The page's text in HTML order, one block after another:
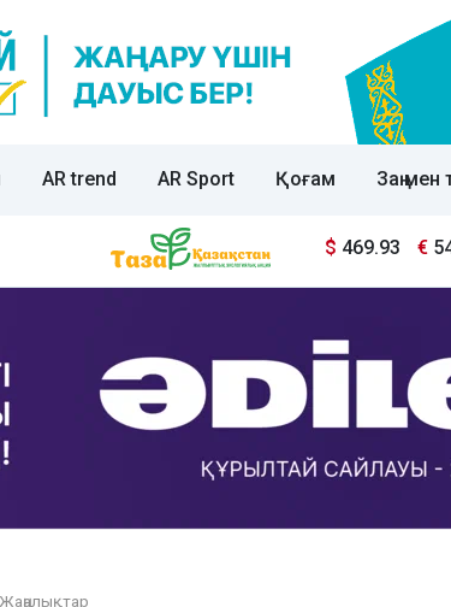
AR trend AR Sport Қоғам Заң мен
$ 469.93 €
Жаңалықтар